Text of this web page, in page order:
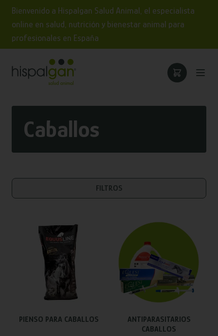
Bienvenido a Hispalgan Salud Animal, el especialista
online en salud, nutrición y bienestar animal para
profesionales en España
Caballos
FILTROS
PIENSO PARA CABALLOS
ANTIPARASITARIOS
CABALLOS